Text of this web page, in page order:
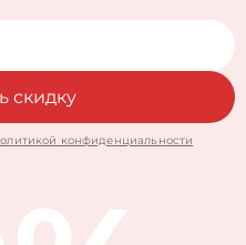
скидку
конфиденциальности